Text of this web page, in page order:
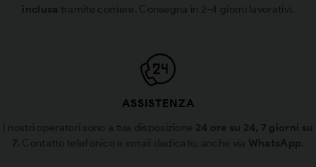
inclusa tramite corriere. Consegna in 2-4 giorni lavorativi.
ASSISTENZA
I nostri operatori sono a tua disposizione 24 ore su 24, 7 giorni su
7. Contatto telefonico e email dedicato, anche via WhatsApp